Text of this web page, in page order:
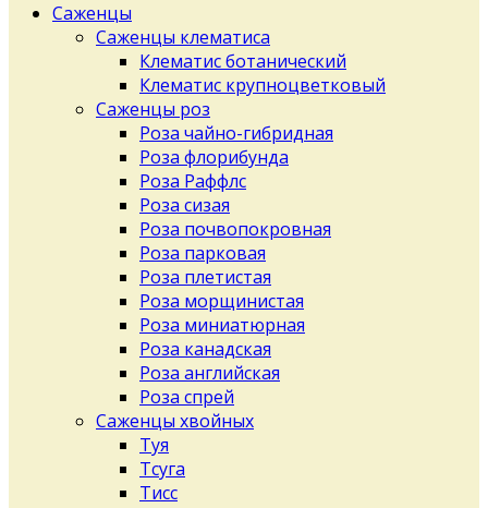
Саженцы
Саженцы клематиса
Клематис ботанический
Клематис крупноцветковый
Саженцы роз
Роза чайно-гибридная
Роза флорибунда
Роза Раффлс
Роза сизая
Роза почвопокровная
Роза парковая
Роза плетистая
Роза морщинистая
Роза миниатюрная
Роза канадская
Роза английская
Роза спрей
Саженцы хвойных
Туя
Тсуга
Тисс